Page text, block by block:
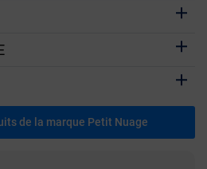
de la marque Petit Nuage